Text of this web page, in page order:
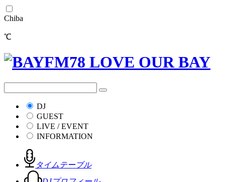
Chiba
℃
DJ
GUEST
LIVE / EVENT
INFORMATION
タイムテーブル